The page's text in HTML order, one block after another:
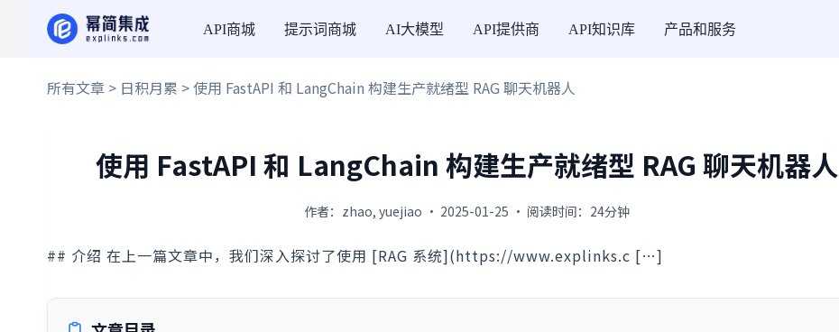
API商城 提示词商城 AI大模型 API提供商 API知识库 产品和服务
所有文章 > 日积月累 > 使用 FastAPI 和 LangChain 构建生产就绪型 RAG 聊天机器人
使用 FastAPI 和 LangChain 构建生产就绪型 RAG 聊天机器人
作者：zhao, yuejiao · 2025-01-25 · 阅读时间：24分钟
## 介绍 在上一篇文章中，我们深入探讨了使用 [RAG 系统](https://www.explinks.c […]